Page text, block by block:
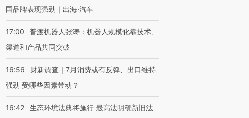
国品牌表现强劲｜出海·汽车
17:00
普渡机器人张涛：机器人规模化靠技术、
渠道和产品共同突破
16:56
财新调查｜7月消费或有反弹、出口维持
强劲 受哪些因素带动？
16:42 生态环境法典将施行 最高法明确新旧法